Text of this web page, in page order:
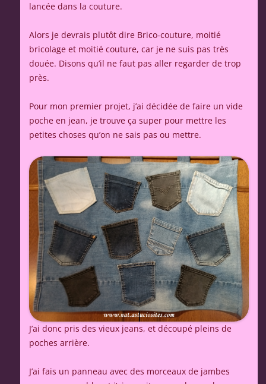
lancée dans la couture.
Alors je devrais plutôt dire Brico-couture, moitié
bricolage et moitié couture, car je ne suis pas très
douée. Disons qu’il ne faut pas aller regarder de trop
près.
Pour mon premier projet, j’ai décidée de faire un vide
poche en jean, je trouve ça super pour mettre les
petites choses qu’on ne sais pas ou mettre.
J’ai donc pris des vieux jeans, et découpé pleins de
poches arrière.
J’ai fais un panneau avec des morceaux de jambes